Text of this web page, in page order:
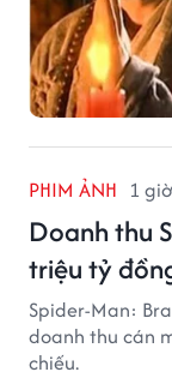
PHIM ẢNH 1
Doanh thu
triệu tỷ
Spider-Man:
doanh thu cán
chiếu.